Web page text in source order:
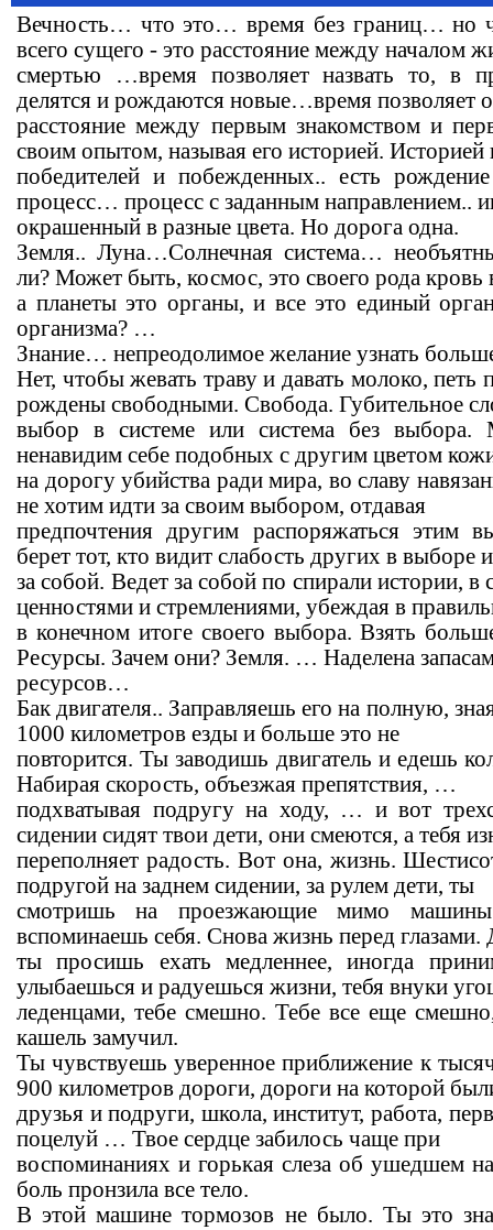
Вечность… что это… время без границ… но
всего сущего - это расстояние между началом
смертью …время позволяет назвать то, в
делятся и рождаются новые…время позволяет
расстояние между первым знакомством и
своим опытом, называя его историей. Историей
победителей и побежденных.. есть
процесс… процесс с заданным направлением..
окрашенный в разные цвета. Но дорога одна.
Земля.. Луна…Солнечная система…
ли? Может быть, космос, это своего рода кровь
а планеты это органы, и все это единый
организма? …
Знание… непреодолимое желание узнать
Нет, чтобы жевать траву и давать молоко, петь
рождены свободными. Свобода. Губительное
выбор в системе или система без
ненавидим себе подобных с другим цветом
на дорогу убийства ради мира, во славу
не хотим идти за своим выбором, отдавая
предпочтения другим распоряжаться этим
берет тот, кто видит слабость других в выборе
за собой. Ведет за собой по спирали истории,
ценностями и стремлениями, убеждая в
в конечном итоге своего выбора. Взять
Ресурсы. Зачем они? Земля. … Наделена
ресурсов…
Бак двигателя.. Заправляешь его на полную,
1000 километров езды и больше это не
повторится. Ты заводишь двигатель и едешь
Набирая скорость, объезжая препятствия, …
подхватывая подругу на ходу, … и вот
сидении сидят твои дети, они смеются, а тебя
переполняет радость. Вот она, жизнь.
подругой на заднем сидении, за рулем дети, ты
смотришь на проезжающие мимо
вспоминаешь себя. Снова жизнь перед глазами.
ты просишь ехать медленнее, иногда
улыбаешься и радуешься жизни, тебя внуки
леденцами, тебе смешно. Тебе все еще
кашель замучил.
Ты чувствуешь уверенное приближение к
900 километров дороги, дороги на которой
друзья и подруги, школа, институт, работа,
поцелуй … Твое сердце забилось чаще при
воспоминаниях и горькая слеза об ушедшем
боль пронзила все тело.
В этой машине тормозов не было. Ты это